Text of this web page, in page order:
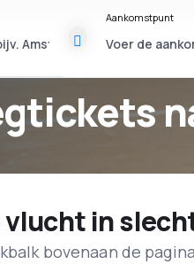
Aankomstpunt
vlucht in
bovenaan de